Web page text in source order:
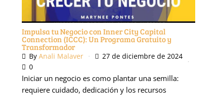
Impulsa tu Negocio con Inner City Capital
Connection (ICCC): Un Programa Gratuito y
Transformador
By Anali Malaver
27 de diciembre de 2024
0
Iniciar un negocio es como plantar una semilla:
requiere cuidado, dedicación y los recursos